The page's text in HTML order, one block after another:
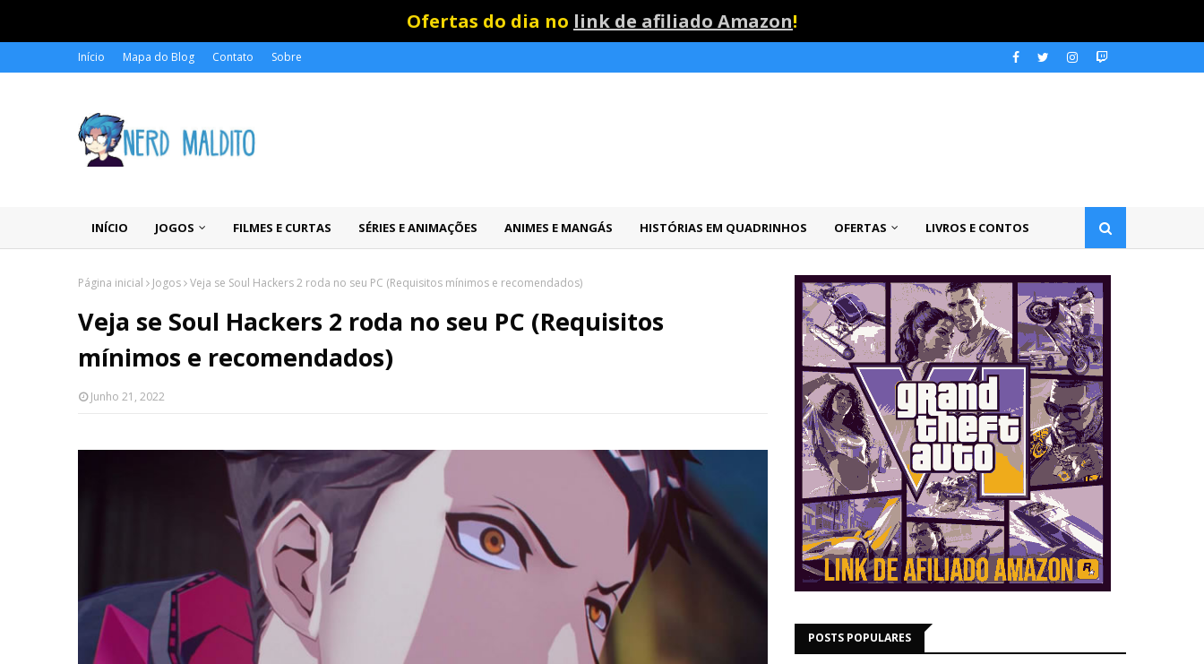
Ofertas do dia no link de afiliado Amazon!
Início Mapa do Blog Contato Sobre
INÍCIO JOGOS FILMES E CURTAS SÉRIES E ANIMAÇÕES ANIMES E MANGÁS HISTÓRIAS EM QUADRINHOS OFERTAS LIVROS E CONTOS
Página inicial Jogos Veja se Soul Hackers 2 roda no seu PC (Requisitos mínimos e recomendados)
Veja se Soul Hackers 2 roda no seu PC (Requisitos
mínimos e recomendados)
Junho 21, 2022
POSTS POPULARES